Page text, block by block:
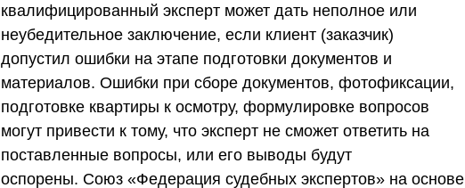
квалифицированный эксперт может дать неполное или
неубедительное заключение, если клиент (заказчик)
допустил ошибки на этапе подготовки документов и
материалов. Ошибки при сборе документов, фотофиксации,
подготовке квартиры к осмотру, формулировке вопросов
могут привести к тому, что эксперт не сможет ответить на
поставленные вопросы, или его выводы будут
оспорены. Союз «Федерация судебных экспертов» на основе